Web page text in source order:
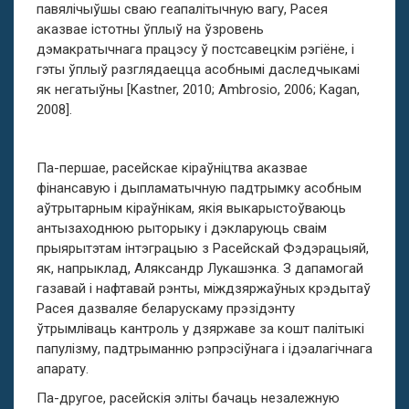
павялічыўшы сваю геапалітычную вагу, Расея
аказвае істотны ўплыў на ўзровень
дэмакратычнага працэсу ў постсавецкім рэгіёне, і
гэты ўплыў разглядаецца асобнымі даследчыкамі
як негатыўны [Kastner, 2010; Ambrosio, 2006; Kagan,
2008].
Па-першае, расейскае кіраўніцтва аказвае
фінансавую і дыпламатычную падтрымку асобным
аўтрытарным кіраўнікам, якія выкарыстоўваюць
антызаходнюю рыторыку і дэкларуюць сваім
прыярытэтам інтэграцыю з Расейскай Фэдэрацыяй,
як, напрыклад, Аляксандр Лукашэнка. З дапамогай
газавай і нафтавай рэнты, міждзяржаўных крэдытаў
Расея дазваляе беларускаму прэзідэнту
ўтрымліваць кантроль у дзяржаве за кошт палітыкі
папулізму, падтрыманню рэпрэсіўнага і ідэалагічнага
апарату.
Па-другое, расейскія эліты бачаць незалежную